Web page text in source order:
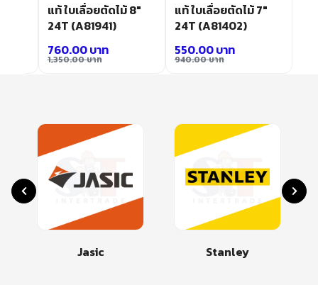
แท้ ใบเลื่อยตัดไม้ 8″
24T (A81941)
1,350.00บาท
760.00บาท
แท้ ใบเลื่อยตัดไม้ 7″
24T (A81402)
940.00บาท
550.00บาท
Jasic Stanley